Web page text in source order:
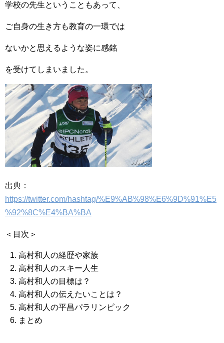
学校の先生ということもあって、
ご自身の生き方も教育の一環では
ないかと思えるような姿に感銘
を受けてしまいました。
出典：
https://twitter.com/hashtag/%E9%AB%98%E6%9D%91%E5
%92%8C%E4%BA%BA
＜目次＞
高村和人の経歴や家族
高村和人のスキー人生
高村和人の目標は？
高村和人の伝えたいことは？
高村和人の平昌パラリンピック
まとめ